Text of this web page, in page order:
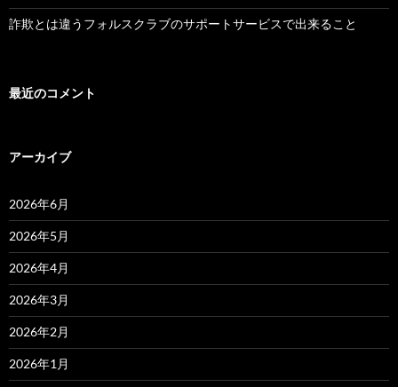
詐欺とは違うフォルスクラブのサポートサービスで出来ること
最近のコメント
アーカイブ
2026年6月
2026年5月
2026年4月
2026年3月
2026年2月
2026年1月